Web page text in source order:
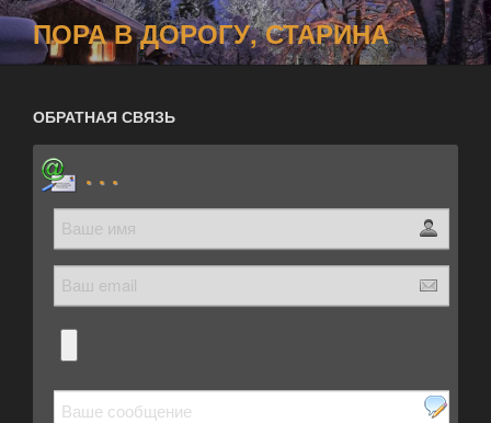
Перейти
к
содержимому
ПОРА В ДОРОГУ, СТАРИНА
ОБРАТНАЯ СВЯЗЬ
. . .